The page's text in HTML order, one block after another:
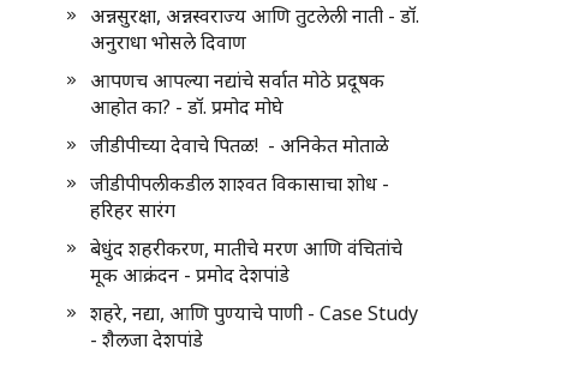
अन्नसुरक्षा, अन्नस्वराज्य आणि तुटलेली नाती - डॉ.
अनुराधा भोसले दिवाण
आपणच आपल्या नद्यांचे सर्वात मोठे प्रदूषक
आहोत का? - डॉ. प्रमोद मोघे
जीडीपीच्या देवाचे पितळ! - अनिकेत मोताळे
जीडीपीपलीकडील शाश्वत विकासाचा शोध -
हरिहर सारंग
बेधुंद शहरीकरण, मातीचे मरण आणि वंचितांचे
मूक आक्रंदन - प्रमोद देशपांडे
शहरे, नद्या, आणि पुण्याचे पाणी - Case Study
- शैलजा देशपांडे